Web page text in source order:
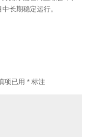
长期稳定运行。
项已用 *标注